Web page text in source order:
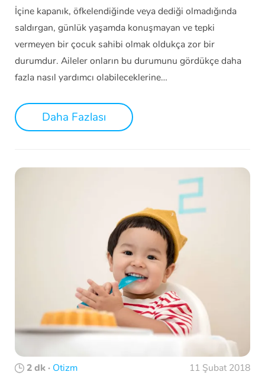
İçine kapanık, öfkelendiğinde veya dediği olmadığında
saldırgan, günlük yaşamda konuşmayan ve tepki
vermeyen bir çocuk sahibi olmak oldukça zor bir
durumdur. Aileler onların bu durumunu gördükçe daha
fazla nasıl yardımcı olabileceklerine…
Daha Fazlası
2 dk · Otizm 11 Şubat 2018